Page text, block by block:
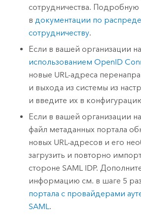
сотрудничества.
вдокументации по
сотрудничеству.
Если в вашей организации
использованием OpenID
новые URL-адреса
и выхода из системы из
и введите их в
Если в вашей организации
файл метаданных портала
новых URL-адресов и его
загрузить и повторно
стороне SAML IDP.
информацию см. в шаге 5
портала с провайдерами
SAML .